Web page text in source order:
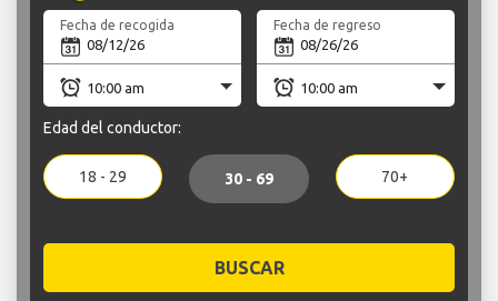
Fecha de recogida Fecha de regreso
Edad del conductor:
18 - 29 30 - 69 70+
BUSCAR